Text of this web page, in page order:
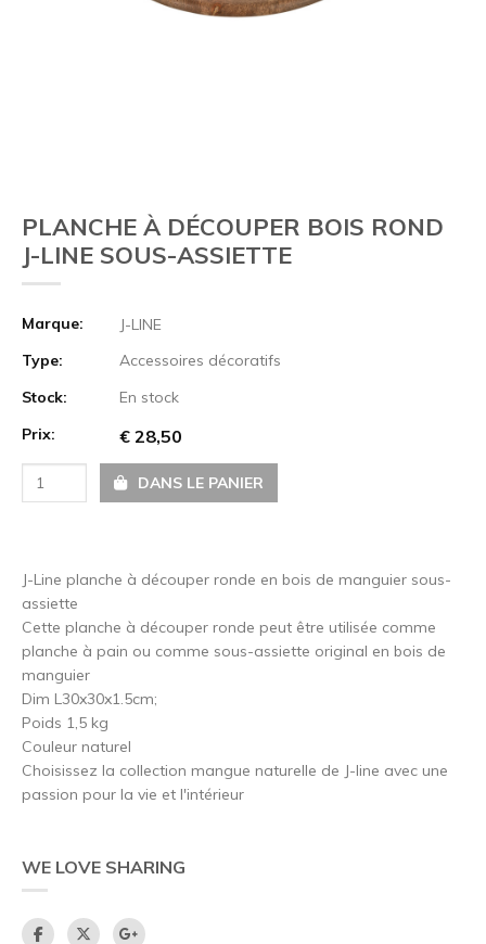
PLANCHE À DÉCOUPER BOIS ROND
J-LINE SOUS-ASSIETTE
Marque:
J-LINE
Type:
Accessoires décoratifs
Stock:
En stock
Prix:
€ 28,50
DANS LE PANIER
J-Line planche à découper ronde en bois de manguier sous-
assiette
Cette planche à découper ronde peut être utilisée comme
planche à pain ou comme sous-assiette original en bois de
manguier
Dim L30x30x1.5cm;
Poids 1,5 kg
Couleur naturel
Choisissez la collection mangue naturelle de J-line avec une
passion pour la vie et l'intérieur
WE LOVE SHARING